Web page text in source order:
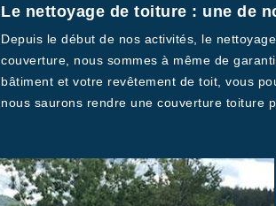
Le nettoyage de toiture : une de
Depuis le début de nos activités, le
couverture, nous sommes à même de
bâtiment et votre revêtement de toit, vous
nous saurons rendre une couverture toiture